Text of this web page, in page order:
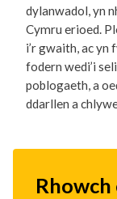
dylanwadol, yn
Cymru erioed.
i’r gwaith, ac yn
fodern wedi’i
poblogaeth, a
ddarllen a
Rhowch